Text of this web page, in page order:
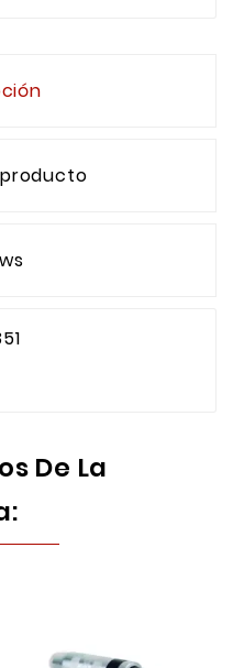
De La